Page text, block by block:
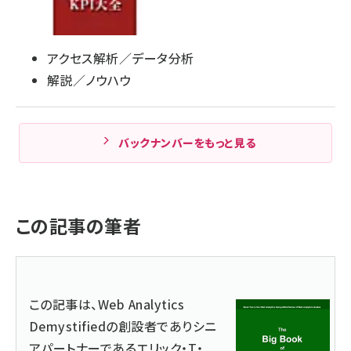
アクセス解析／データ分析
解説／ノウハウ
バックナンバーをもっと見る
この記事の筆者
この記事は、Web Analytics
Demystifiedの創設者でありシニ